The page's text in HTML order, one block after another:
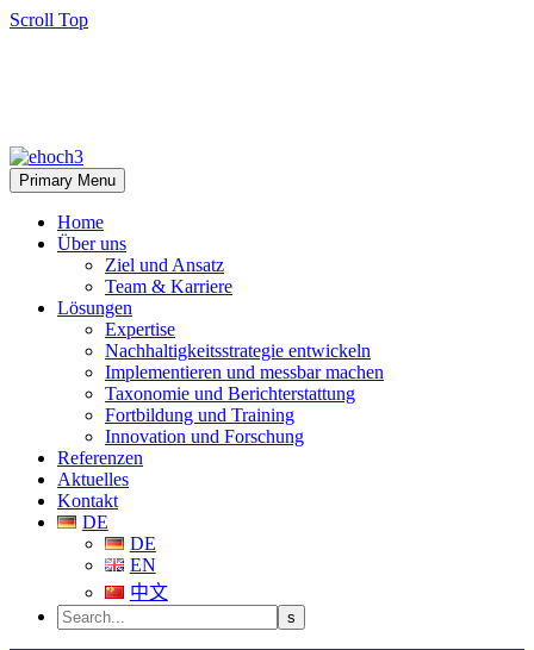
Scroll Top
Primary Menu
Home
Über uns
Ziel und Ansatz
Team & Karriere
Lösungen
Expertise
Nachhaltigkeitsstrategie entwickeln
Implementieren und messbar machen
Taxonomie und Berichterstattung
Fortbildung und Training
Innovation und Forschung
Referenzen
Aktuelles
Kontakt
DE
DE
EN
中文